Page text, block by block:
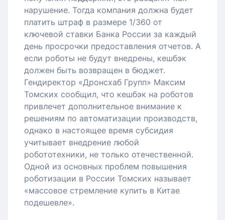
нарушение. Тогда компания должна будет
платить штраф в размере 1/360 от
ключевой ставки Банка России за каждый
день просрочки предоставления отчетов. А
если роботы не будут внедрены, кешбэк
должен быть возвращен в бюджет.
Гендиректор «Дронсхаб Групп» Максим
Томских сообщил, что кешбэк на роботов
привлечет дополнительное внимание к
решениям по автоматизации производств,
однако в настоящее время субсидия
учитывает внедрение любой
робототехники, не только отечественной.
Одной из основных проблем повышения
роботизации в России Томских называет
«массовое стремление купить в Китае
подешевле».